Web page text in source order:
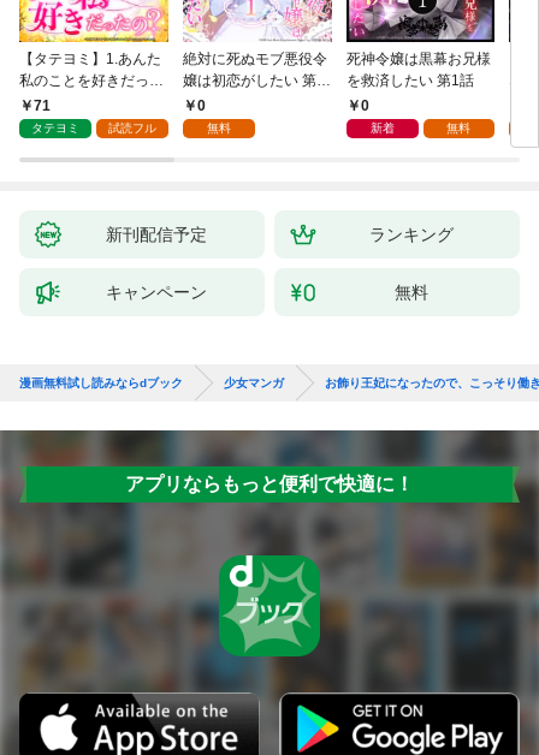
【タテヨミ】1.あんた
私のことを好きだった
の？
71
タテヨミ 試読フル
絶対に死ぬモブ悪役令
嬢は初恋がしたい 第1
話0
無料
死神令嬢は黒幕お兄様
を救済したい 第1話
0
新着 無料
な
新刊配信予定 ランキング
キャンペーン 無料
漫画無料試し読みならdブック 少女マンガ お飾り王妃になったので、こっそり
アプリならもっと便利で快適に！